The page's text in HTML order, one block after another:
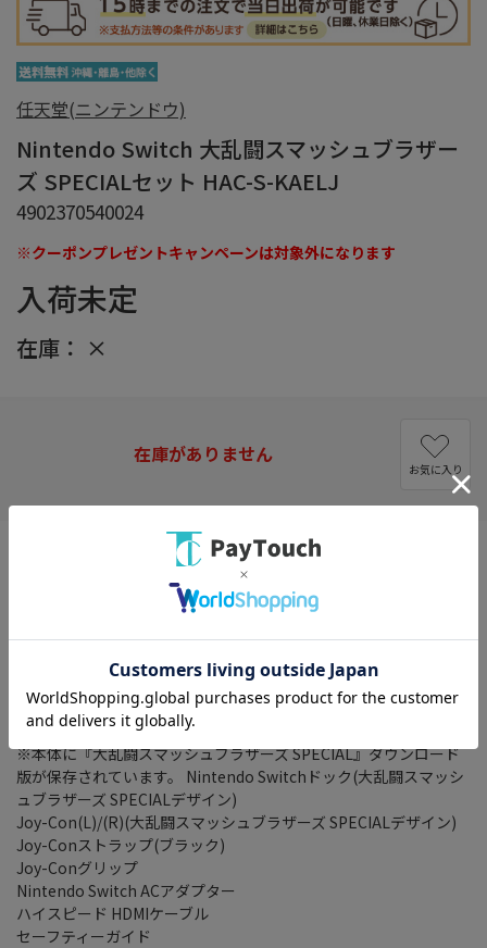
※クーポンプレゼントキャンペーンは対象外になります
任天堂(ニンテンドウ)
Nintendo Switch 大乱闘スマッシュブラザー
ズ SPECIALセット HAC-S-KAELJ
4902370540024
入荷未定
在庫： ×
在庫がありません
お気に入り
※クーポンプレゼントキャンペーンは対象外になります
※メーカーキャンペーン特典等はロットにより添付がない場合が
本体一式にダウンロード版『大乱闘スマッシュブラ
個人プラン3か月のオンライン利用券を付属。
ドックとJoy-Conは特別デザインを採用。
■セット内容
Nintendo Switch本体
※本体に『大乱闘スマッシュブラザーズ SPECIAL』ダウンロード
版が保存されています。 Nintendo Switchドック(大乱闘スマッシ
ュブラザーズ SPECIALデザイン)
Joy-Con(L)/(R)(大乱闘スマッシュブラザーズ SPECIALデザイン)
Joy-Conストラップ(ブラック)
Joy-Conグリップ
Nintendo Switch ACアダプター
ハイスピード HDMIケーブル
セーフティーガイド